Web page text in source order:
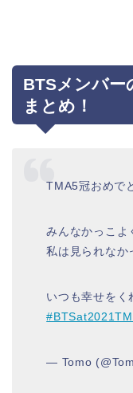
BTSメンバー
まとめ！
TMA5冠おめで
みんなかっこよ
私は見られなか
いつも幸せをく
— Tomo